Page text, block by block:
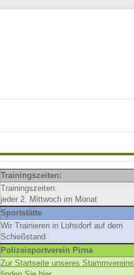
Trainingszeiten:
Trainingszeiten:
jeder 2. Mittwoch im Monat
Sportstätte
Wir Trainieren in Lohsdorf auf dem
Schießstand
Polizeisportverein Pirna
Zur Startseite unseres Stammvereins